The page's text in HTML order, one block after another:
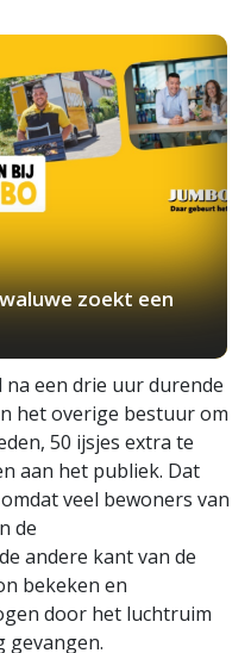
zoekt een
een drie uur durende
het overige bestuur om
50 ijsjes extra te
aan het publiek. Dat
veel bewoners van
de
andere kant van de
bekeken en
door het luchtruim
gevangen.